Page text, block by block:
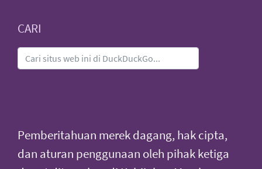
CARI
Pemberitahuan merek dagang, hak cipta,
dan aturan penggunaan oleh pihak ketiga